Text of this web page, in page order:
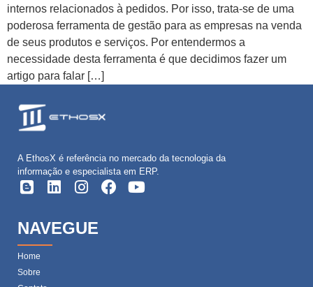
internos relacionados à pedidos. Por isso, trata-se de uma
poderosa ferramenta de gestão para as empresas na venda
de seus produtos e serviços. Por entendermos a
necessidade desta ferramenta é que decidimos fazer um
artigo para falar […]
A EthosX é referência no mercado da tecnologia da
informação e especialista em ERP.
NAVEGUE
Home
Sobre